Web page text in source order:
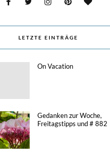
LETZTE EINTRÄGE
On Vacation
Gedanken zur Woche,
Freitagstipps und # 882